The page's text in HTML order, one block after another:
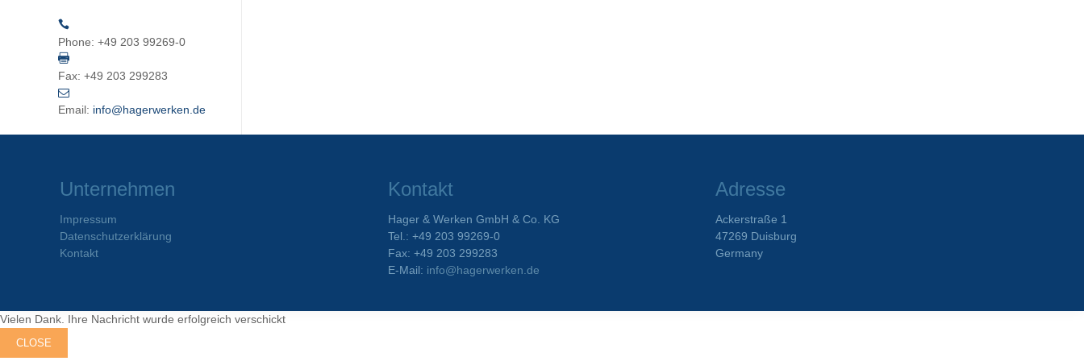
Phone: +49 203 99269-0
Fax: +49 203 299283
Email: info@hagerwerken.de
Unternehmen
Impressum
Datenschutzerklärung
Kontakt
Kontakt
Hager & Werken GmbH & Co. KG
Tel.: +49 203 99269-0
Fax: +49 203 299283
E-Mail: info@hagerwerken.de
Adresse
Ackerstraße 1
47269 Duisburg
Germany
Vielen Dank. Ihre Nachricht wurde erfolgreich verschickt
CLOSE